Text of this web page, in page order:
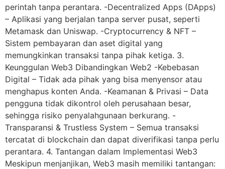
perintah tanpa perantara. -Decentralized Apps (DApps)
– Aplikasi yang berjalan tanpa server pusat, seperti
Metamask dan Uniswap. -Cryptocurrency & NFT –
Sistem pembayaran dan aset digital yang
memungkinkan transaksi tanpa pihak ketiga. 3.
Keunggulan Web3 Dibandingkan Web2 -Kebebasan
Digital – Tidak ada pihak yang bisa menyensor atau
menghapus konten Anda. -Keamanan & Privasi – Data
pengguna tidak dikontrol oleh perusahaan besar,
sehingga risiko penyalahgunaan berkurang. -
Transparansi & Trustless System – Semua transaksi
tercatat di blockchain dan dapat diverifikasi tanpa perlu
perantara. 4. Tantangan dalam Implementasi Web3
Meskipun menjanjikan, Web3 masih memiliki tantangan: